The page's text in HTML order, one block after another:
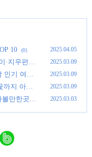
10 (0) 2025.04.05
·지우펀·
2025.03.09
인기 여행
2025.03.09
까지 아름
2025.03.09
만한곳 2025.03.03